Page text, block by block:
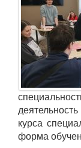
курса
форма